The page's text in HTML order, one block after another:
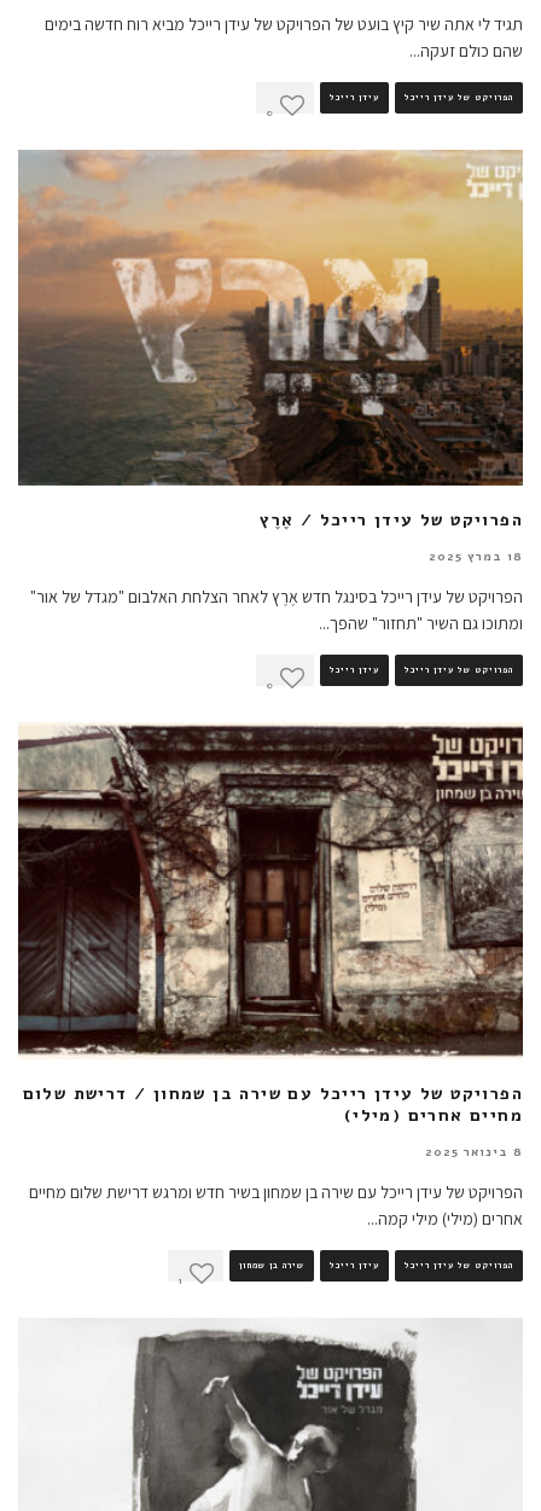
תגיד לי אתה שיר קיץ בועט של הפרויקט של עידן רייכל מביא רוח חדשה בימים
שהם כולם זעקה...
הפרויקט של עידן רייכל עידן רייכל
0
הפרויקט של עידן רייכל / אֶרֶץ
18 במרץ 2025
הפרויקט של עידן רייכל בסינגל חדש אֶרֶץ לאחר הצלחת האלבום "מגדל של אור"
ומתוכו גם השיר "תחזור" שהפך...
הפרויקט של עידן רייכל עידן רייכל
0
הפרויקט של עידן רייכל עם שירה בן שמחון / דרישת שלום
מחיים אחרים (מילי)
8 בינואר 2025
הפרויקט של עידן רייכל עם שירה בן שמחון בשיר חדש ומרגש דרישת שלום מחיים
אחרים (מילי) מילי קמה...
הפרויקט של עידן רייכל עידן רייכל שירה בן שמחון
1